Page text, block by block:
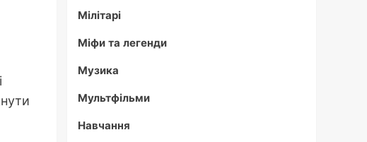
Мілітарі
Міфи та легенди
Музика
Мультфільми
Навчання